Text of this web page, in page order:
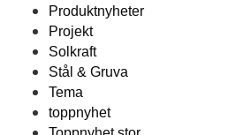
Produktnyheter
Projekt
Solkraft
Stål & Gruva
Tema
toppnyhet